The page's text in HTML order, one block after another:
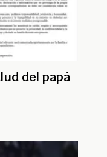
del papá